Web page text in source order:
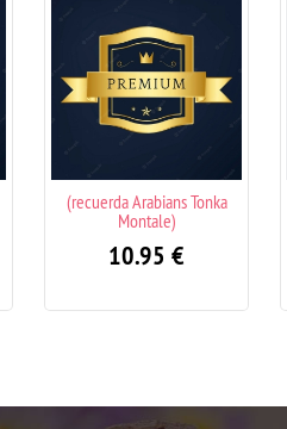
(recuerda Extracto Baccarat
Maison Francis)
10.95